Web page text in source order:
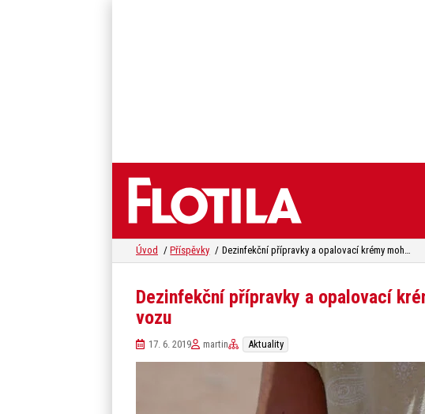
Úvod Příspěvky Dezinfekční přípravky a opalovací krémy mohou škodit vašemu vozu
Dezinfekční přípravky a opalovací
vozu
17. 6. 2019 martin Aktuality